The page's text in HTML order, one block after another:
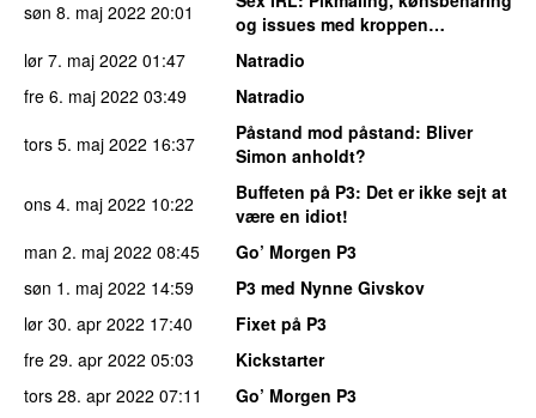
søn 8. maj 2022 20:01
og issues med kroppen…
lør 7. maj 2022 01:47
Natradio
fre 6. maj 2022 03:49
Natradio
tors 5. maj 2022 16:37 Påstand mod påstand: Bliver
Simon anholdt?
ons 4. maj 2022 10:22 Buffeten på P3: Det er ikke sejt at
være en idiot!
man 2. maj 2022 08:45
Go’ Morgen P3
søn 1. maj 2022 14:59
P3 med Nynne Givskov
lør 30. apr 2022 17:40
Fixet på P3
fre 29. apr 2022 05:03
Kickstarter
tors 28. apr 2022 07:11
Go’ Morgen P3